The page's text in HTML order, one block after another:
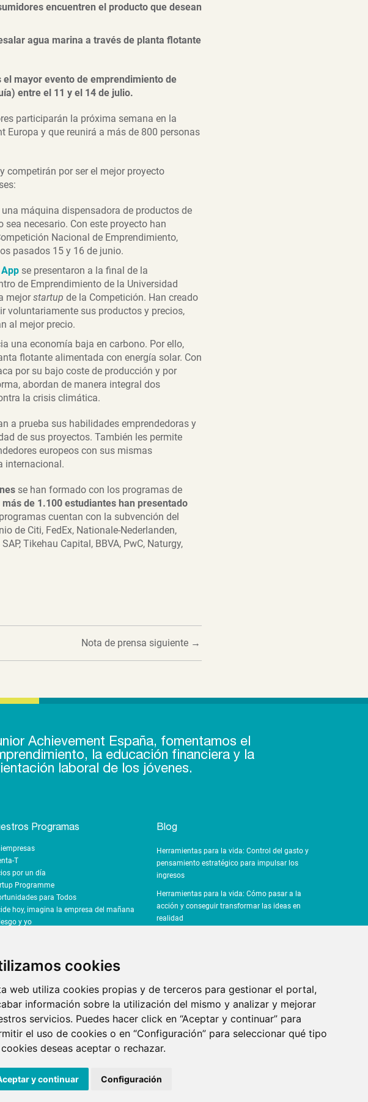
cookies
web utiliza cookies propias y de terceros para gestionar el portal,
información sobre la utilización del mismo y analizar y mejorar
servicios. Puedes hacer click en “Aceptar y continuar” para
el uso de cookies o en “Configuración” para seleccionar qué tipo
deseas aceptar o rechazar.
y continuar Configuración
encuentren el producto que desean
agua marina a través de planta flotante
el mayor evento de emprendimiento de
entre el 11 y el 14 de julio.
participarán la próxima semana en la
Europa y que reunirá a más de 800 personas
competirán por ser el mejor proyecto
una máquina dispensadora de productos de
necesario. Con este proyecto han
Nacional de Emprendimiento,
pasados 15 y 16 de junio.
se presentaron a la final de la
de Emprendimiento de la Universidad
mejorstartup de la Competición. Han creado
voluntariamente sus productos y precios,
al mejor precio.
una economía baja en carbono. Por ello,
flotante alimentada con energía solar. Con
por su bajo coste de producción y por
abordan de manera integral dos
la crisis climática.
a prueba sus habilidades emprendedoras y
de sus proyectos. También les permite
europeos con sus mismas
internacional.
se han formado con los programas de
más de 1.100 estudiantes han presentado
cuentan con la subvención del
de Citi, FedEx, Nationale-Nederlanden,
Tikehau Capital, BBVA, PwC, Naturgy,
Nota de prensa siguiente →
Achievement España, fomentamos el
la educación financiera y la
laboral de los jóvenes.
Programas
T
por un día
Programme
para Todos
hoy, imagina la empresa del mañana
y yo
finanzas, tu futuro
mi futuro - Z-SHAKE
la sociedad: ¡digitalízala!
10X
ventajas de permanecer en el colegio
comunidad
recursos
Blog
Herramientas para la vida: Control del gasto y
pensamiento estratégico para impulsar los
ingresos
Herramientas para la vida: Cómo pasar a la
acción y conseguir transformar las ideas en
realidad
Herramientas para la vida: La Inteligencia Artificial
revoluciona la productividad